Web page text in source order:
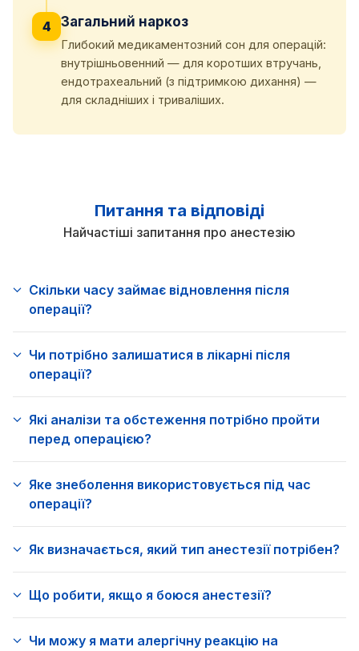
4 Загальний наркоз
Глибокий медикаментозний сон для операцій:
внутрішньовенний — для коротших втручань,
ендотрахеальний (з підтримкою дихання) —
для складніших і триваліших.
Питання та відповіді
Найчастіші запитання про анестезію
Скільки часу займає відновлення після
операції?
Чи потрібно залишатися в лікарні після
операції?
Які аналізи та обстеження потрібно пройти
перед операцією?
Яке знеболення використовується під час
операції?
Як визначається, який тип анестезії потрібен?
Що робити, якщо я боюся анестезії?
Чи можу я мати алергічну реакцію на